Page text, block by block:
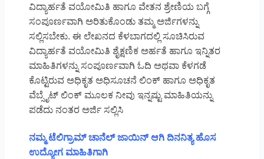
ವಿದ್ಯಾರ್ಹತೆ ವಯೋಮಿತಿ ಹಾಗೂ ವೇತನ ಶ್ರೇಣಿಯ ಬಗ್ಗೆ
ಸಂಪೂರ್ಣವಾಗಿ ಅರಿತುಕೊಂಡು ತಮ್ಮ ಅರ್ಜಿಗಳನ್ನು
ಸಲ್ಲಿಸಬೇಕು. ಈ ಲೇಖನದ ಕೆಳಬಾಗದಲ್ಲಿ ಸೂಚಿಸಿರುವ
ವಿದ್ಯಾರ್ಹತೆ ವಯೋಮಿತಿ ಶೈಕ್ಷಣಿಕ ಅರ್ಹತೆ ಹಾಗೂ ಇನ್ನಿತರ
ಮಾಹಿತಿಗಳನ್ನು ಸಂಪೂರ್ಣವಾಗಿ ಓದಿ ಅಥವಾ ಕೆಳಗಡೆ
ಕೊಟ್ಟಿರುವ ಅಧಿಕೃತ ಅಧಿಸೂಚನೆ ಲಿಂಕ್ ಹಾಗೂ ಅಧಿಕೃತ
ವೆಬ್ಸೈಟ್ ಲಿಂಕ್ ಮೂಲಕ ನೀವು ಇನ್ನಷ್ಟು ಮಾಹಿತಿಯನ್ನು
ಪಡೆದು ನಂತರ ಅರ್ಜಿ ಸಲ್ಲಿಸಿ
ನಮ್ಮ ಟೆಲಿಗ್ರಾಮ್ ಚಾನೆಲ್ ಜಾಯಿನ್ ಆಗಿ ದಿನನಿತ್ಯ ಹೊಸ
ಉದ್ಯೋಗ ಮಾಹಿತಿಗಾಗಿ